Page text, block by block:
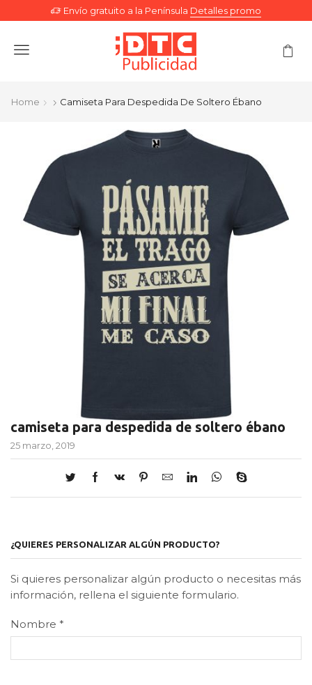
Envío gratuito a la Península Detalles promo
Menu
Home Camiseta Para Despedida De Soltero Ébano
camiseta para despedida de soltero ébano
25 marzo, 2019
¿QUIERES PERSONALIZAR ALGÚN PRODUCTO?
Si quieres personalizar algún producto o necesitas más
información, rellena el siguiente formulario.
Nombre *